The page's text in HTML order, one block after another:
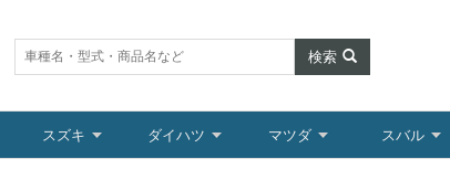
検索
スズキ ダイハツ マツダ スバル